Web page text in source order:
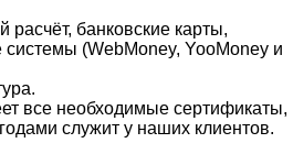
банковские карты,
(WebMoney, YooMoney и
все необходимые сертификаты,
служит у наших клиентов.